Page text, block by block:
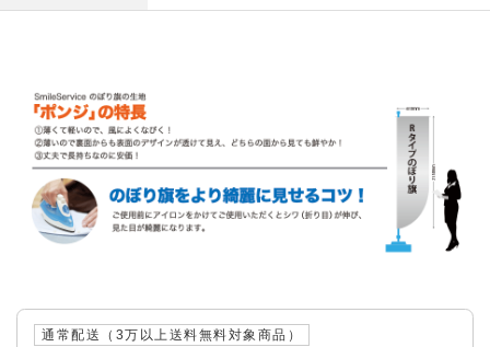
通常配送（3万以上送料無料対象商品）